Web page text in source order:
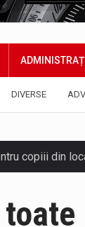
DIVERSE
Parlamentul